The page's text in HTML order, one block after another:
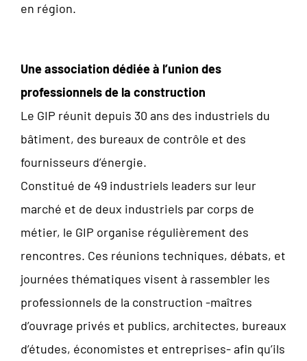
en région.
Une association dédiée à l’union des
professionnels de la construction
Le GIP réunit depuis 30 ans des industriels du
bâtiment, des bureaux de contrôle et des
fournisseurs d’énergie.
Constitué de 49 industriels leaders sur leur
marché et de deux industriels par corps de
métier, le GIP organise régulièrement des
rencontres. Ces réunions techniques, débats, et
journées thématiques visent à rassembler les
professionnels de la construction -maîtres
d’ouvrage privés et publics, architectes, bureaux
d’études, économistes et entreprises- afin qu’ils